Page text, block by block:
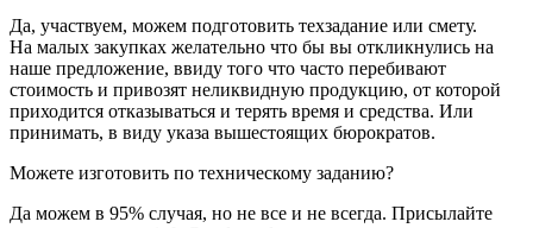
Да, участвуем, можем подготовить техзадание или смету.
На малых закупках желательно что бы вы откликнулись на
наше предложение, ввиду того что часто перебивают
стоимость и привозят неликвидную продукцию, от которой
приходится отказываться и терять время и средства. Или
принимать, в виду указа вышестоящих бюрократов.
Можете изготовить по техническому заданию?
Да можем в 95% случая, но не все и не всегда. Присылайте